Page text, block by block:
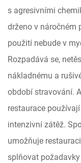
s agresivními
drženo v náročném
použití nebude v
Rozpadává se,
nákladnému a
období stravování.
restaurace
intenzivní zátěž.
umožňuje
splňovat